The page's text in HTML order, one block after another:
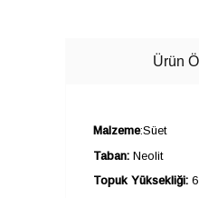
Ürün
Malzeme:Süet
Taban: Neolit
Topuk Yüksekliği: